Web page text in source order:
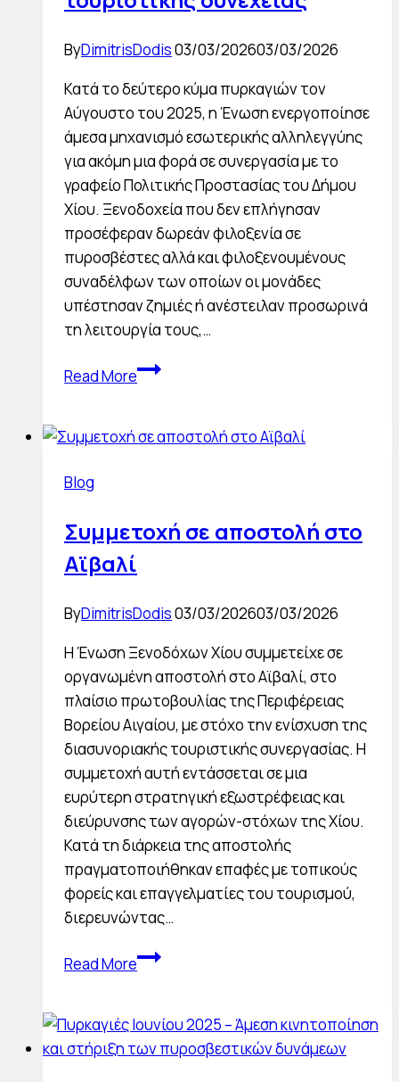
ByDimitrisDodis03/03/202603/03/2026
Κατά το δεύτερο κύμα πυρκαγιών τον
Αύγουστο του 2025, η Ένωση ενεργοποίησε
άμεσα μηχανισμό εσωτερικής αλληλεγγύης
για ακόμη μια φορά σε συνεργασία με το
γραφείο Πολιτικής Προστασίας του Δήμου
Χίου. Ξενοδοχεία που δεν επλήγησαν
προσέφεραν δωρεάν φιλοξενία σε
πυροσβέστες αλλά και φιλοξενουμένους
συναδέλφων των οποίων οι μονάδες
υπέστησαν ζημιές ή ανέστειλαν προσωρινά
τη λειτουργία τους,…
Read MoreΠυρκαγιές
–
προστασία
συνέχειας
Blog
Συμμετοχή σε αποστολή στο
Αϊβαλί
ByDimitrisDodis03/03/202603/03/2026
Η Ένωση Ξενοδόχων Χίου συμμετείχε σε
οργανωμένη αποστολή στο Αϊβαλί, στο
πλαίσιο πρωτοβουλίας της Περιφέρειας
Βορείου Αιγαίου, με στόχο την ενίσχυση της
διασυνοριακής τουριστικής συνεργασίας. Η
συμμετοχή αυτή εντάσσεται σε μια
ευρύτερη στρατηγική εξωστρέφειας και
διεύρυνσης των αγορών-στόχων της Χίου.
Κατά τη διάρκεια της αποστολής
πραγματοποιήθηκαν επαφές με τοπικούς
φορείς και επαγγελματίες του τουρισμού,
διερευνώντας…
Read MoreΣυμμετοχή
στο
Αϊβαλί